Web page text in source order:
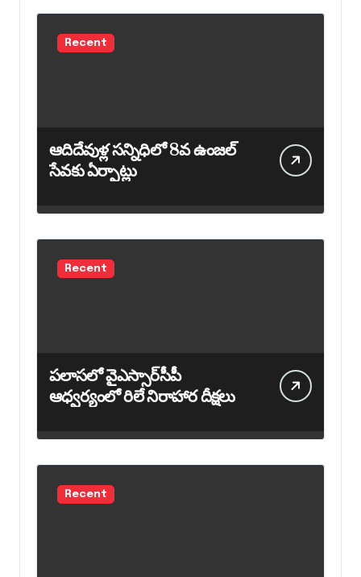
Recent
ఆదిదేవుళ్ల సన్నిధిలో 8వ ఉంజల్
సేవకు ఏర్పాట్లు
Recent
పలాసలో వైఎస్సార్‌సీపీ
ఆధ్వర్యంలో రిలే నిరాహార దీక్షలు
Recent